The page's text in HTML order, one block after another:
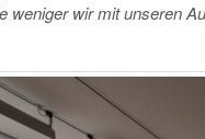
weniger wir mit unseren